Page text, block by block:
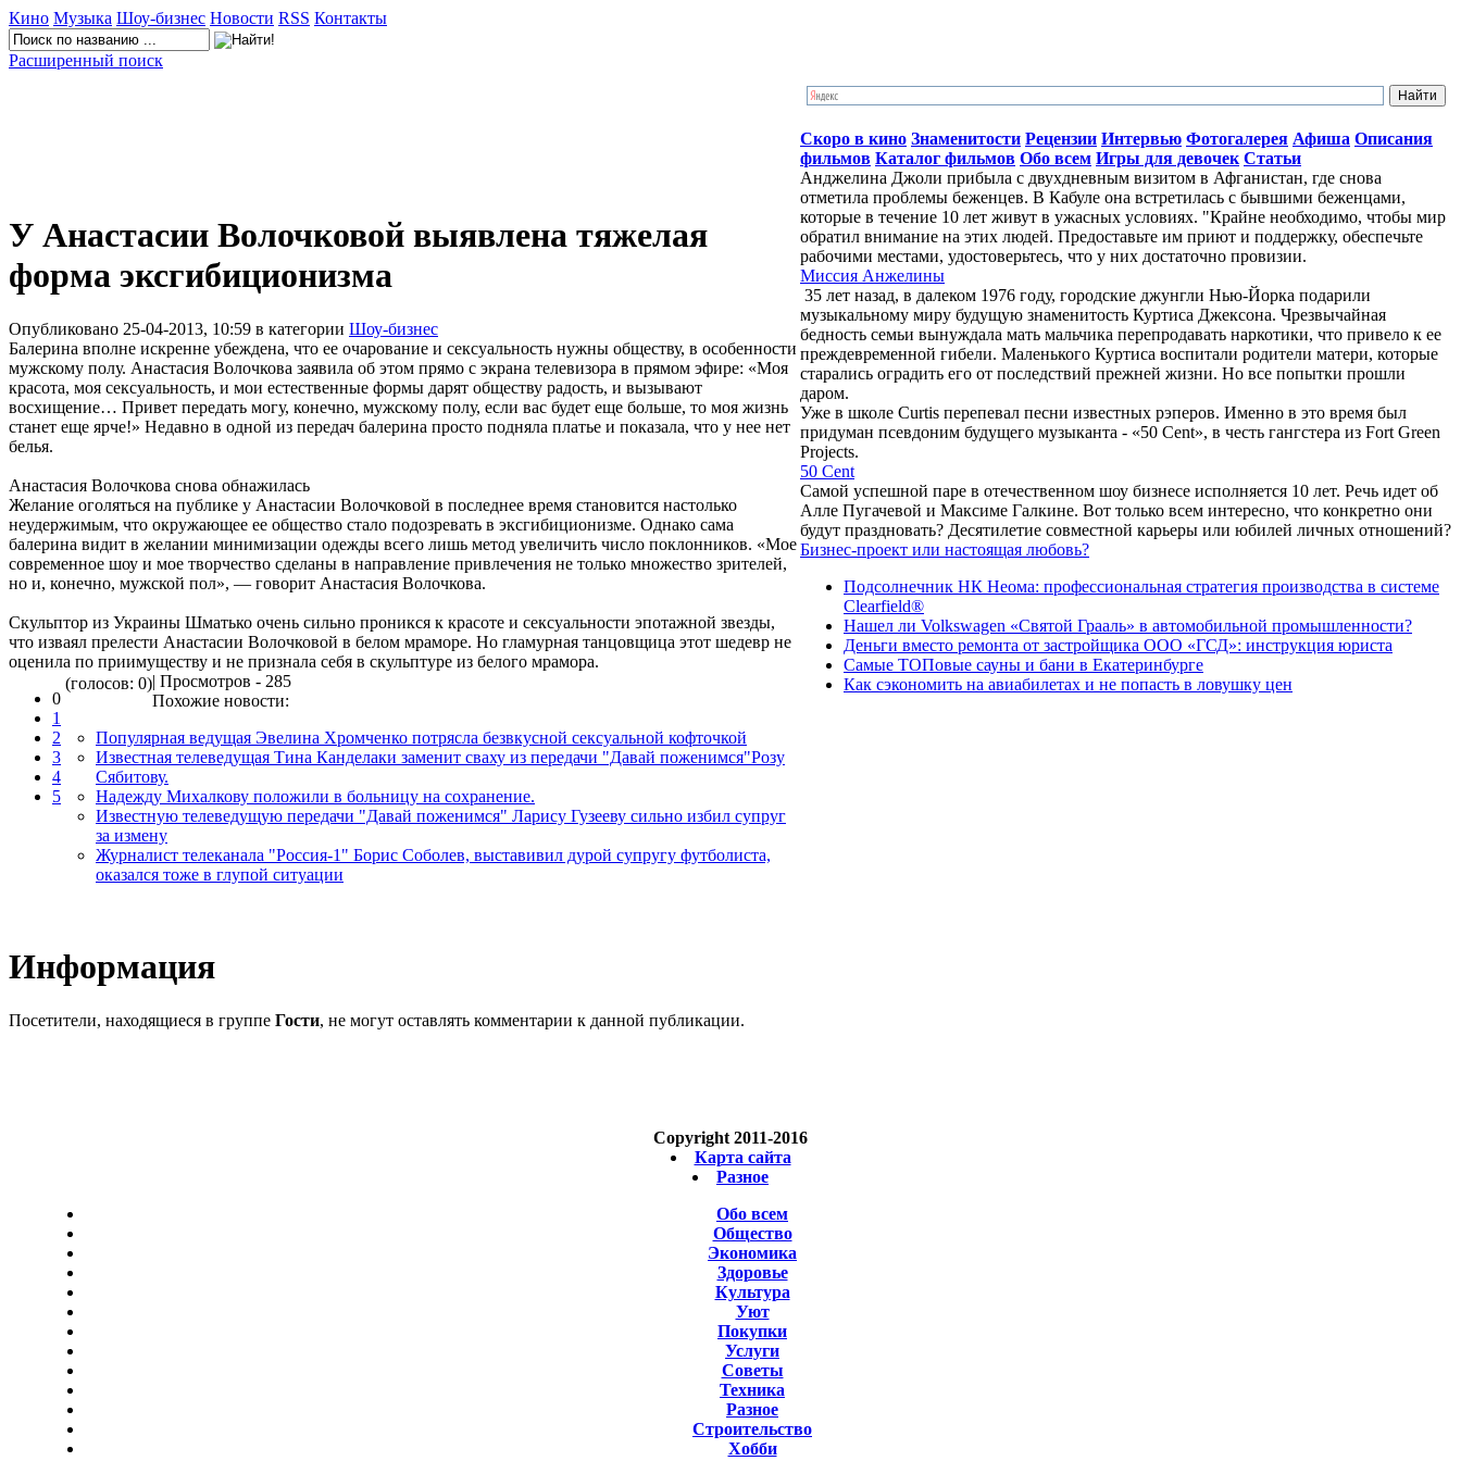
Кино Музыка Шоу-бизнес Новости RSS Контакты
Расширенный поиск
У Анастасии Волочковой выявлена тяжелая
форма эксгибиционизма
Опубликовано 25-04-2013, 10:59 в категории Шоу-бизнес
Балерина вполне искренне убеждена, что ее очарование и сексуальность нужны обществу, в особенности
мужскому полу. Анастасия Волочкова заявила об этом прямо с экрана телевизора в прямом эфире: «Моя
красота, моя сексуальность, и мои естественные формы дарят обществу радость, и вызывают
восхищение… Привет передать могу, конечно, мужскому полу, если вас будет еще больше, то моя жизнь
станет еще ярче!» Недавно в одной из передач балерина просто подняла платье и показала, что у нее нет
белья.
Анастасия Волочкова снова обнажилась
Желание оголяться на публике у Анастасии Волочковой в последнее время становится настолько
неудержимым, что окружающее ее общество стало подозревать в эксгибиционизме. Однако сама
балерина видит в желании минимизации одежды всего лишь метод увеличить число поклонников. «Мое
современное шоу и мое творчество сделаны в направление привлечения не только множество зрителей,
но и, конечно, мужской пол», — говорит Анастасия Волочкова.
Скульптор из Украины Шматько очень сильно проникся к красоте и сексуальности эпотажной звезды,
что изваял прелести Анастасии Волочковой в белом мраморе. Но гламурная танцовщица этот шедевр не
оценила по приимуществу и не признала себя в скульптуре из белого мрамора.
0
1
2
3
4
5
(голосов: 0)| Просмотров - 285
Похожие новости:
Популярная ведущая Эвелина Хромченко потрясла безвкусной сексуальной кофточкой
Известная телеведущая Тина Канделаки заменит сваху из передачи "Давай поженимся"Розу
Сябитову.
Надежду Михалкову положили в больницу на сохранение.
Известную телеведущую передачи "Давай поженимся" Ларису Гузееву сильно избил супруг
за измену
Журналист телеканала "Россия-1" Борис Соболев, выставивил дурой супругу футболиста,
оказался тоже в глупой ситуации
Информация
Посетители, находящиеся в группе Гости, не могут оставлять комментарии к данной публикации.
Скоро в кино Знаменитости Рецензии Интервью Фотогалерея Афиша Описания
фильмов Каталог фильмов Обо всем Игры для девочек Статьи
Анджелина Джоли прибыла с двухдневным визитом в Афганистан, где снова
отметила проблемы беженцев. В Кабуле она встретилась с бывшими беженцами,
которые в течение 10 лет живут в ужасных условиях. "Крайне необходимо, чтобы мир
обратил внимание на этих людей. Предоставьте им приют и поддержку, обеспечьте
рабочими местами, удостоверьтесь, что у них достаточно провизии.
Миссия Анжелины
35 лет назад, в далеком 1976 году, городские джунгли Нью-Йорка подарили
музыкальному миру будущую знаменитость Куртиса Джексона. Чрезвычайная
бедность семьи вынуждала мать мальчика перепродавать наркотики, что привело к ее
преждевременной гибели. Маленького Куртиса воспитали родители матери, которые
старались оградить его от последствий прежней жизни. Но все попытки прошли
даром.
Уже в школе Curtis перепевал песни известных рэперов. Именно в это время был
придуман псевдоним будущего музыканта - «50 Cent», в честь гангстера из Fort Green
Projects.
50 Cent
Самой успешной паре в отечественном шоу бизнесе исполняется 10 лет. Речь идет об
Алле Пугачевой и Максиме Галкине. Вот только всем интересно, что конкретно они
будут праздновать? Десятилетие совместной карьеры или юбилей личных отношений?
Бизнес-проект или настоящая любовь?
Подсолнечник НК Неома: профессиональная стратегия производства в системе
Clearfield®
Нашел ли Volkswagen «Святой Грааль» в автомобильной промышленности?
Деньги вместо ремонта от застройщика ООО «ГСД»: инструкция юриста
Самые ТОПовые сауны и бани в Екатеринбурге
Как сэкономить на авиабилетах и не попасть в ловушку цен
Copyright 2011-2016
Карта сайта
Разное
Обо всем
Общество
Экономика
Здоровье
Культура
Уют
Покупки
Услуги
Советы
Техника
Разное
Строительство
Хобби